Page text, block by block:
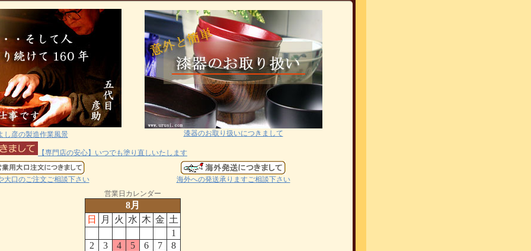
し彦の製造作業風景 漆器のお取り扱いにつきまして
【専門店の安心】いつでも塗り直しいたします
大口のご注文ご相談下さい
海外への発送承りますご相談下さい
営業日カレンダー
8月
日
月 火 水 木 金 土
1
2
3 4 5 6 7
8